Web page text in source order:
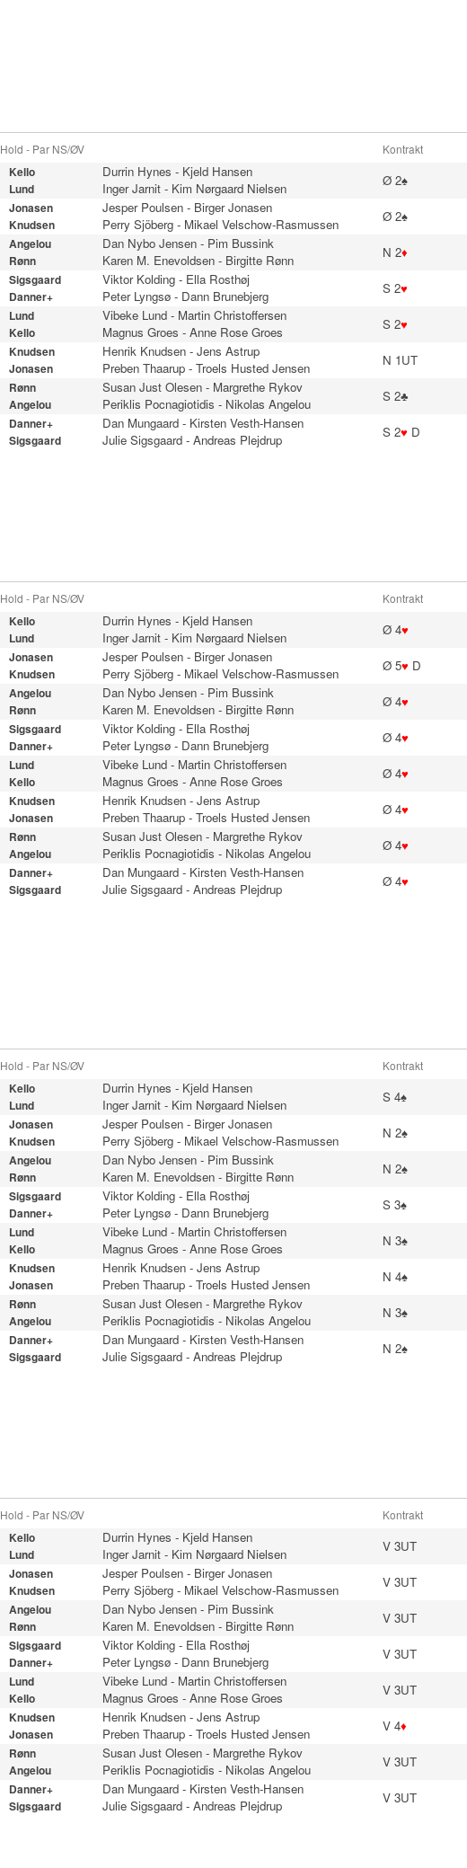
Hold - Par NS/ØV Kontrakt
Kello Durrin Hynes - Kjeld Hansen
Lund Inger Jarnit- Kim Nørgaard Nielsen Ø 2♠
Jonasen Jesper Poulsen- Birger Jonasen
Knudsen Perry Sjöberg- Mikael Velschow-Rasmussen Ø 2♠
Angelou Dan Nybo Jensen- Pim Bussink
Rønn Karen M. Enevoldsen- Birgitte Rønn N 2♦
Sigsgaard Viktor Kolding- Ella Rosthøj
Danner+ Peter Lyngsø- Dann Brunebjerg S 2♥
Lund Vibeke Lund- Martin Christoffersen
Kello Magnus Groes - Anne Rose Groes S 2♥
Knudsen Henrik Knudsen- Jens Astrup
Jonasen Preben Thaarup- Troels Husted Jensen N 1UT
Rønn Susan Just Olesen- Margrethe Rykov
Angelou Periklis Pocnagiotidis - Nikolas Angelou S 2♣
Danner+ Dan Mungaard- Kirsten Vesth-Hansen
Sigsgaard Julie Sigsgaard- Andreas Plejdrup S 2♥ D
Hold - Par NS/ØV Kontrakt
Kello Durrin Hynes - Kjeld Hansen
Lund Inger Jarnit- Kim Nørgaard Nielsen Ø 4♥
Jonasen Jesper Poulsen- Birger Jonasen
Knudsen Perry Sjöberg- Mikael Velschow-Rasmussen Ø 5♥ D
Angelou Dan Nybo Jensen- Pim Bussink
Rønn Karen M. Enevoldsen- Birgitte Rønn Ø 4♥
Sigsgaard Viktor Kolding- Ella Rosthøj
Danner+ Peter Lyngsø- Dann Brunebjerg Ø 4♥
Lund Vibeke Lund- Martin Christoffersen
Kello Magnus Groes - Anne Rose Groes Ø 4♥
Knudsen Henrik Knudsen- Jens Astrup
Jonasen Preben Thaarup- Troels Husted Jensen Ø 4♥
Rønn Susan Just Olesen- Margrethe Rykov
Angelou Periklis Pocnagiotidis - Nikolas Angelou Ø 4♥
Danner+ Dan Mungaard- Kirsten Vesth-Hansen
Sigsgaard Julie Sigsgaard- Andreas Plejdrup Ø 4♥
Hold - Par NS/ØV Kontrakt
Kello Durrin Hynes - Kjeld Hansen
Lund Inger Jarnit- Kim Nørgaard Nielsen S 4♠
Jonasen Jesper Poulsen- Birger Jonasen
Knudsen Perry Sjöberg- Mikael Velschow-Rasmussen N 2♠
Angelou Dan Nybo Jensen- Pim Bussink
Rønn Karen M. Enevoldsen- Birgitte Rønn N 2♠
Sigsgaard Viktor Kolding- Ella Rosthøj
Danner+ Peter Lyngsø- Dann Brunebjerg S 3♠
Lund Vibeke Lund- Martin Christoffersen
Kello Magnus Groes - Anne Rose Groes N 3♠
Knudsen Henrik Knudsen- Jens Astrup
Jonasen Preben Thaarup- Troels Husted Jensen N 4♠
Rønn Susan Just Olesen- Margrethe Rykov
Angelou Periklis Pocnagiotidis - Nikolas Angelou N 3♠
Danner+ Dan Mungaard- Kirsten Vesth-Hansen
Sigsgaard Julie Sigsgaard- Andreas Plejdrup N 2♠
Hold - Par NS/ØV Kontrakt
Kello Durrin Hynes - Kjeld Hansen
Lund Inger Jarnit- Kim Nørgaard Nielsen V 3UT
Jonasen Jesper Poulsen- Birger Jonasen
Knudsen Perry Sjöberg- Mikael Velschow-Rasmussen V 3UT
Angelou Dan Nybo Jensen- Pim Bussink
Rønn Karen M. Enevoldsen- Birgitte Rønn V 3UT
Sigsgaard Viktor Kolding- Ella Rosthøj
Danner+ Peter Lyngsø- Dann Brunebjerg V 3UT
Lund Vibeke Lund- Martin Christoffersen
Kello Magnus Groes - Anne Rose Groes V 3UT
Knudsen Henrik Knudsen- Jens Astrup
Jonasen Preben Thaarup- Troels Husted Jensen V 4♦
Rønn Susan Just Olesen- Margrethe Rykov
Angelou Periklis Pocnagiotidis - Nikolas Angelou V 3UT
Danner+ Dan Mungaard- Kirsten Vesth-Hansen
Sigsgaard Julie Sigsgaard- Andreas Plejdrup V 3UT